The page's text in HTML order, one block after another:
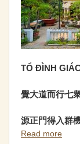
TỔ ĐÌNH
覺大道而行七
源正門得入群
Read more